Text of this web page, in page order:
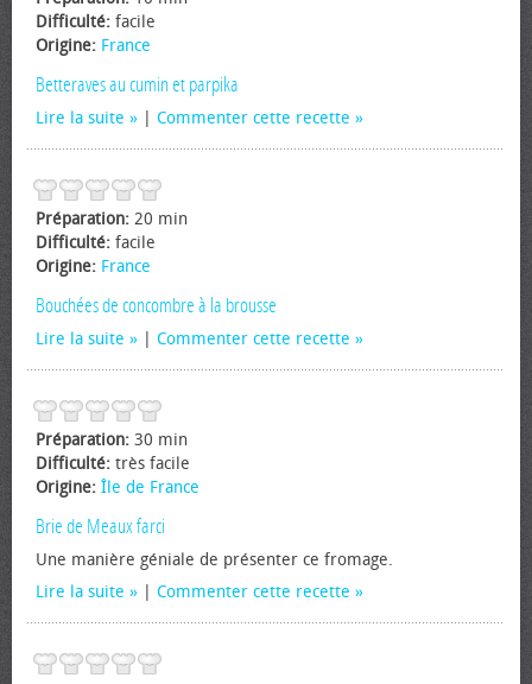
Difficulté: facile
Origine: France
Betteraves au cumin et parpika
Lire la suite Commenter cette recette
Préparation: 20 min
Difficulté: facile
Origine: France
Bouchées de concombre à la brousse
Lire la suite Commenter cette recette
Préparation: 30 min
Difficulté: très facile
Origine: Île de France
Brie de Meaux farci
Une manière géniale de présenter ce fromage.
Lire la suite
Commenter cette recette